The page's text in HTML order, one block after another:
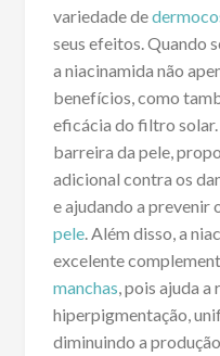
variedade de
seus efeitos. Quando
a niacinamida não
benefícios, como
eficácia do filtro solar.
barreira da pele,
adicional contra os
e ajudando a prevenir
pele. Além disso, a
excelente
manchas , pois ajuda
hiperpigmentação,
diminuindo a